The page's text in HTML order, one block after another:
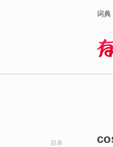
词典
目录